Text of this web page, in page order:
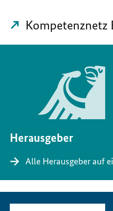
Kompetenznetz
Herausgeber
Alle Herausgeber auf